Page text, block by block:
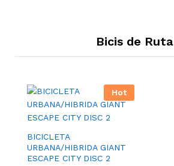
Bicis de Ruta
Hot
BICICLETA
URBANA/HIBRIDA GIANT
ESCAPE CITY DISC 2